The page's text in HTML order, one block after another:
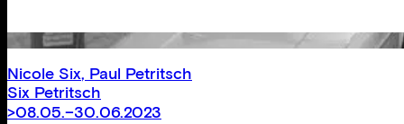
Nicole Six, Paul Petritsch
Six Petritsch
>08.05.–30.06.2023